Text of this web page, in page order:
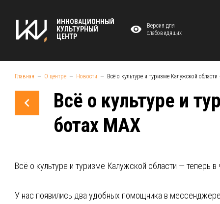
ИННОВАЦИОННЫЙ
КУЛЬТУРНЫЙ
ЦЕНТР
Версия для
слабовидящих
Главная О центре Новости Всё о культуре и туризме Калужской области
Всё о культуре и
ботах MAX
Всё о культуре и туризме Калужской области — теперь в
У нас появились два удобных помощника в